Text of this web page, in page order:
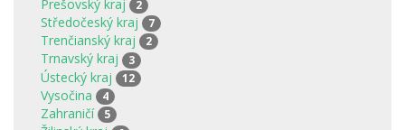
Prešovský kraj 2
Středočeský kraj 7
Trenčianský kraj 2
Trnavský kraj 3
Ústecký kraj 12
Vysočina 4
Zahraničí 5